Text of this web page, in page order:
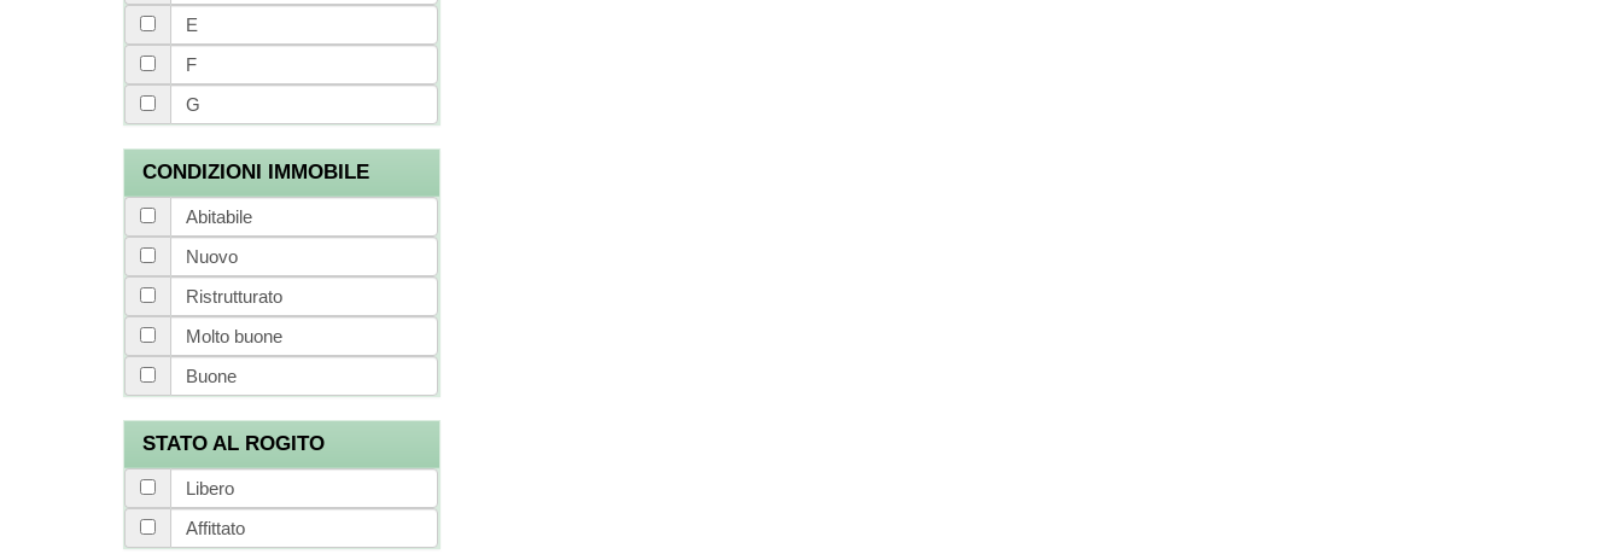
E
F
G
CONDIZIONI IMMOBILE
Abitabile
Nuovo
Ristrutturato
Molto buone
Buone
STATO AL ROGITO
Libero
Affittato